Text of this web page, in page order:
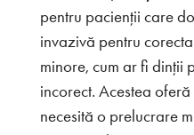
pentru pacienții care
invazivă pentru
minore, cum ar fi dinții
incorect. Acestea
necesită o prelucrare